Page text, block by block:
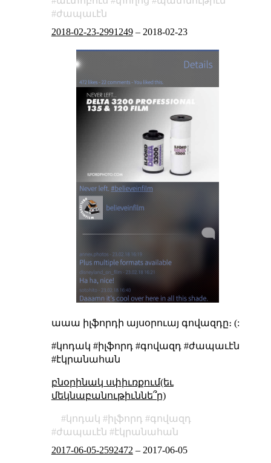
ժապաւէն
2018-02-23-2991249– 2018-02-23
աաա իլֆորդի այսօրուայ գովազդը։ (:
#կոդակ #իլֆորդ #գովազդ #ժապաւէն
#էկրանահան
բնօրինակ սփիւռքում(եւ
մեկնաբանութիւննե՞ր)
կոդակ իլֆորդ
գովազդ
ժապաւէն
էկրանահան
2017-06-05-2592472– 2017-06-05